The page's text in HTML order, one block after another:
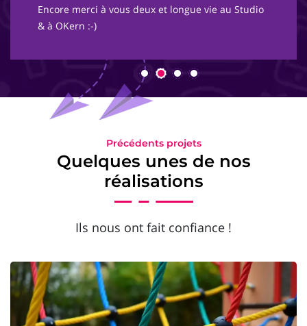
Encore merci à vous deux et longue vie au Studio
& à OKern :-)
Précédents projets
Quelques unes de nos
réalisations
Ils nous ont fait confiance !